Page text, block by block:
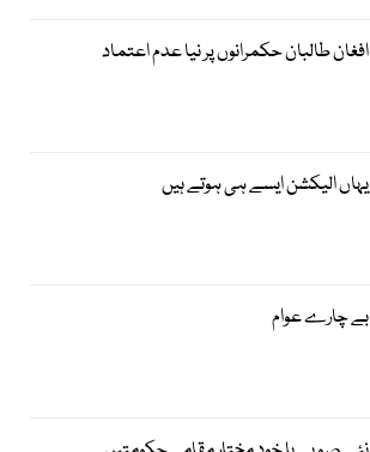
افغان طالبان حکمرانوں پر نیا عدم اعتماد
یہاں الیکشن ایسے ہی ہوتے ہیں
بے چارے عوام